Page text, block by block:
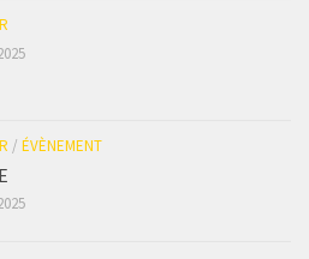
/ ÉVÈNEMENT